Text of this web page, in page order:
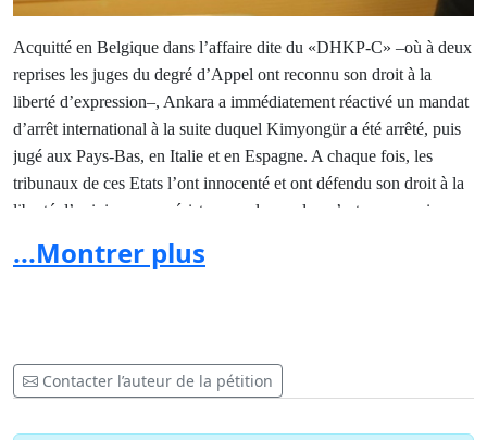
Acquitté en Belgique dans l’affaire dite du «DHKP-C» –où à deux
reprises les juges du degré d’Appel ont reconnu son droit à la
liberté d’expression–, Ankara a immédiatement réactivé un mandat
d’arrêt international à la suite duquel Kimyongür a été arrêté, puis
jugé aux Pays-Bas, en Italie et en Espagne. A chaque fois, les
tribunaux de ces Etats l’ont innocenté et ont défendu son droit à la
liberté d’opinion, car «résister» par la parole «n’est pas un crime».
Ces derniers mois, on le sait, les choses n’ont cessé d’empirer.
InternationalTurquie), et licencier des milliers de fonctionnaires.
C’estdans ce contexte qu’une nouvelle campagne est menée par le
...Montrer plus
Contacter l’auteur de la pétition